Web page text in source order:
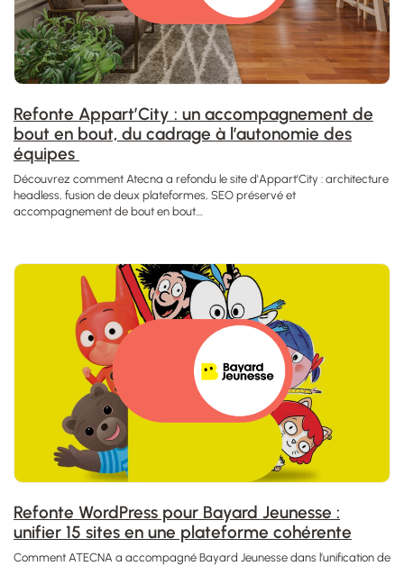
Refonte Appart’City : un accompagnement de
bout en bout, du cadrage à l’autonomie des
équipes
Découvrez comment Atecna a refondu le site d'Appart'City : architecture
headless, fusion de deux plateformes, SEO préservé et
accompagnement de bout en bout....
Refonte WordPress pour Bayard Jeunesse :
unifier 15 sites en une plateforme cohérente
Comment ATECNA a accompagné Bayard Jeunesse dans l’unification de